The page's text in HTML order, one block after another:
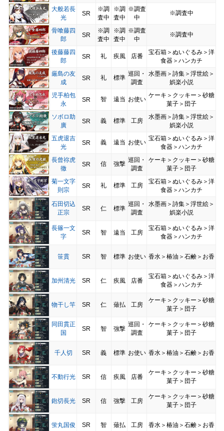
大般若長
光
SR
※調
査中
※調
査中
※調査
中
※調査中
骨喰藤四
郎
SR
※調
査中
※調
査中
※調査
中
※調査中
後藤藤四
郎
SR 礼 疾風 店番
宝石箱＞ぬいぐるみ＞洋
食器＞ハンカチ
厳島の友
成
SR 礼 標準
巡回・
調査
水墨画＞詩集＞浮世絵＞
娯楽小説
児手柏包
永
SR 智 遠当 お使い
ケーキ＞クッキー＞砂糖
菓子＞団子
ソボロ助
廣
SR 義 標準 工房
水墨画＞詩集＞浮世絵＞
娯楽小説
五虎退吉
光
SR 義 遠当 お使い
宝石箱＞ぬいぐるみ＞洋
食器＞ハンカチ
長曾祢虎
徹
SR 信 強撃
巡回・
調査
ケーキ＞クッキー＞砂糖
菓子＞団子
菊一文字
則宗
SR 礼 標準 工房
宝石箱＞ぬいぐるみ＞洋
食器＞ハンカチ
石田切込
正宗
SR 仁 標準
巡回・
調査
水墨画＞詩集＞浮世絵＞
娯楽小説
長篠一文
字
SR 智 遠当 工房
宝石箱＞ぬいぐるみ＞洋
食器＞ハンカチ
笹貫 SR 智 標準 お使い 香水＞椿油＞石鹸＞お香
加州清光 SR 仁 疾風 店番
宝石箱＞ぬいぐるみ＞洋
食器＞ハンカチ
物干し竿 SR 仁 薙払 工房
ケーキ＞クッキー＞砂糖
菓子＞団子
同田貫正
国
SR 智 強撃
巡回・
調査
ケーキ＞クッキー＞砂糖
菓子＞団子
千人切 SR 義 標準 お使い 香水＞椿油＞石鹸＞お香
不動行光 SR 信 疾風 店番
ケーキ＞クッキー＞砂糖
菓子＞団子
鉋切長光 SR 信 強撃 工房
ケーキ＞クッキー＞砂糖
菓子＞団子
蛍丸国俊 SR 智 薙払 工房 香水＞椿油＞石鹸＞お香